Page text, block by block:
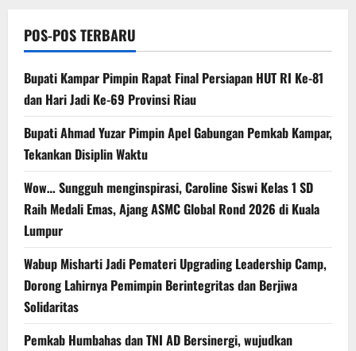
POS-POS TERBARU
Bupati Kampar Pimpin Rapat Final Persiapan HUT RI Ke-81
dan Hari Jadi Ke-69 Provinsi Riau
Bupati Ahmad Yuzar Pimpin Apel Gabungan Pemkab Kampar,
Tekankan Disiplin Waktu
Wow… Sungguh menginspirasi, Caroline Siswi Kelas 1 SD
Raih Medali Emas, Ajang ASMC Global Rond 2026 di Kuala
Lumpur
Wabup Misharti Jadi Pemateri Upgrading Leadership Camp,
Dorong Lahirnya Pemimpin Berintegritas dan Berjiwa
Solidaritas
Pemkab Humbahas dan TNI AD Bersinergi, wujudkan